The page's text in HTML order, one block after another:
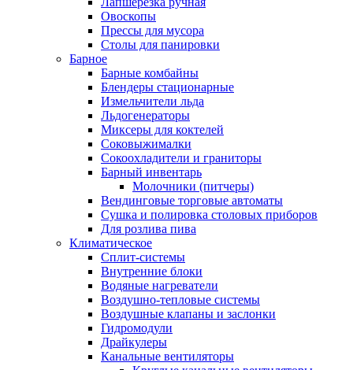
Овоскопы
Прессы для мусора
Столы для панировки
Барное
Барные комбайны
Блендеры стационарные
Измельчители льда
Льдогенераторы
Миксеры для коктелей
Соковыжималки
Сокоохладители и граниторы
Барный инвентарь
Молочники (питчеры)
Вендинговые торговые автоматы
Сушка и полировка столовых приборов
Для розлива пива
Климатическое
Сплит-системы
Внутренние блоки
Водяные нагреватели
Воздушно-тепловые системы
Воздушные клапаны и заслонки
Гидромодули
Драйкулеры
Канальные вентиляторы